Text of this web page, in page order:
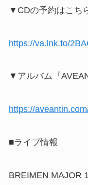
▼CDの予約はこち
https://va.lnk.to/
▼アルバム『
https://
■ライブ情報
BREIMEN MAJOR